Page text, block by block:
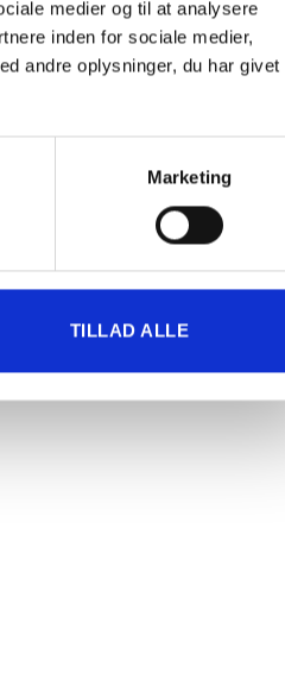
medier og til at analysere
inden for sociale medier,
andre oplysninger, du har givet
Marketing
TILLAD ALLE